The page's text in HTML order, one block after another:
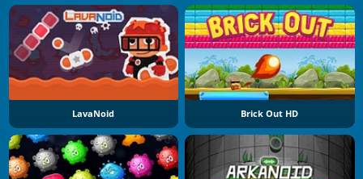
LavaNoid Brick Out HD